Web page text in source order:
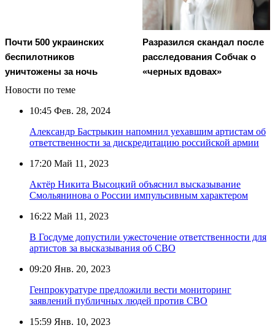
Почти 500 украинских
беспилотников
уничтожены за ночь
Разразился скандал после
расследования Собчак о
«черных вдовах»
Новости по теме
10:45 Фев. 28, 2024
Александр Бастрыкин напомнил уехавшим артистам об
ответственности за дискредитацию российской армии
17:20 Май 11, 2023
Актёр Никита Высоцкий объяснил высказывание
Смольянинова о России импульсивным характером
16:22 Май 11, 2023
В Госдуме допустили ужесточение ответственности для
артистов за высказывания об СВО
09:20 Янв. 20, 2023
Генпрокуратуре предложили вести мониторинг
заявлений публичных людей против СВО
15:59 Янв. 10, 2023